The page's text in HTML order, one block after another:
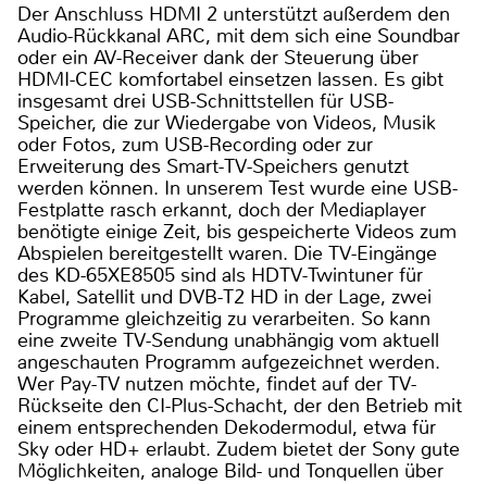
Der Anschluss HDMI 2 unterstützt außerdem den
Audio-Rückkanal ARC, mit dem sich eine Soundbar
oder ein AV-Receiver dank der Steuerung über
HDMI-CEC komfortabel einsetzen lassen. Es gibt
insgesamt drei USB-Schnittstellen für USB-
Speicher, die zur Wiedergabe von Videos, Musik
oder Fotos, zum USB-Recording oder zur
Erweiterung des Smart-TV-Speichers genutzt
werden können. In unserem Test wurde eine USB-
Festplatte rasch erkannt, doch der Mediaplayer
benötigte einige Zeit, bis gespeicherte Videos zum
Abspielen bereitgestellt waren. Die TV-Eingänge
des KD-65XE8505 sind als HDTV-Twintuner für
Kabel, Satellit und DVB-T2 HD in der Lage, zwei
Programme gleichzeitig zu verarbeiten. So kann
eine zweite TV-Sendung unabhängig vom aktuell
angeschauten Programm aufgezeichnet werden.
Wer Pay-TV nutzen möchte, findet auf der TV-
Rückseite den CI-Plus-Schacht, der den Betrieb mit
einem entsprechenden Dekodermodul, etwa für
Sky oder HD+ erlaubt. Zudem bietet der Sony gute
Möglichkeiten, analoge Bild- und Tonquellen über